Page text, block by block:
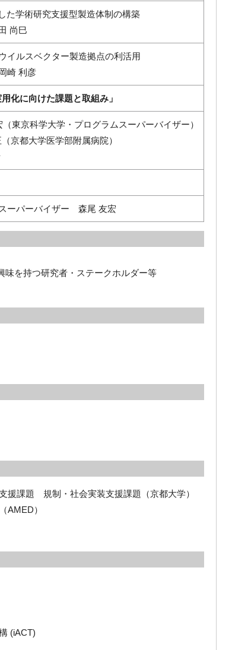
た学術研究支援型製造体制の構築
尚巳
イルスベクター製造拠点の利活用
崎 利彦
に向けた課題と取組み」
東京科学大学・プログラムスーパーバイザー）
医学部附属病院）
ーパーバイザー 森尾 友宏
味を持つ研究者・ステークホルダー等
援課題 規制・社会実装支援課題（京都大学）
AMED）
(iACT)